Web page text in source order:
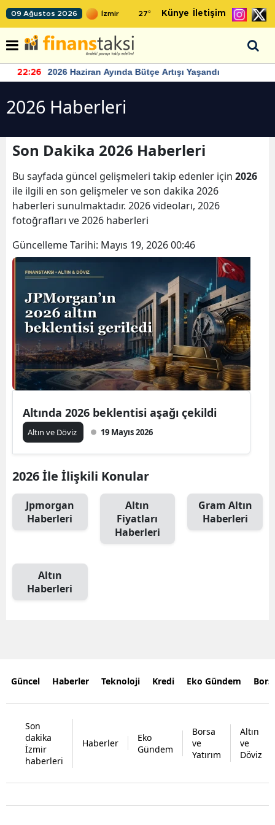
09 Ağustos 2026 27° Künye İletişim
22:26 2026 Haziran Ayında Bütçe Artışı Yaşandı
2026 Haberleri
Son Dakika 2026 Haberleri
Bu sayfada güncel gelişmeleri takip edenler için 2026
ile ilgili en son gelişmeler ve son dakika 2026
haberleri sunulmaktadır. 2026 videoları, 2026
fotoğrafları ve 2026 haberleri
Güncelleme Tarihi: Mayıs 19, 2026 00:46
Altında 2026 beklentisi aşağı çekildi
Altın ve Döviz 19 Mayıs 2026
2026 İle İlişkili Konular
Jpmorgan
Haberleri
Altın
Fiyatları
Haberleri
Gram Altın
Haberleri
Altın
Haberleri
Güncel Haberler Teknoloji Kredi Eko Gündem
Son
dakika
İzmir
haberleri
Haberler
Eko
Gündem
Borsa
ve
Yatırım
Altın
ve
Döviz